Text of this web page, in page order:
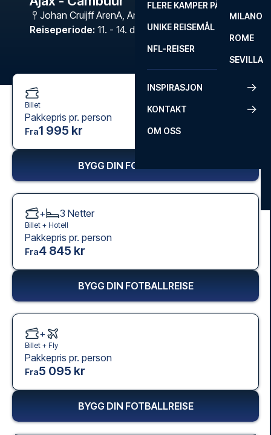
MILANO
ROME
SEVILLA
FLERE KAMPER PÅ ÉN REISE
UNIKE REISEMÅL
NFL-REISER
INSPIRASJON
KONTAKT
OM OSS
Johan Cruijff ArenA, Amsterdam
Reiseperiode: 11. - 14. des. 2026
Billet
Pakkepris pr. person
Fra1 995 kr
BYGG DIN FOTBALLREISE
+ 3 Netter
Billet + Hotell
Pakkepris pr. person
Fra4 845 kr
BYGG DIN FOTBALLREISE
+
Billet + Fly
Pakkepris pr. person
Fra5 095 kr
BYGG DIN FOTBALLREISE